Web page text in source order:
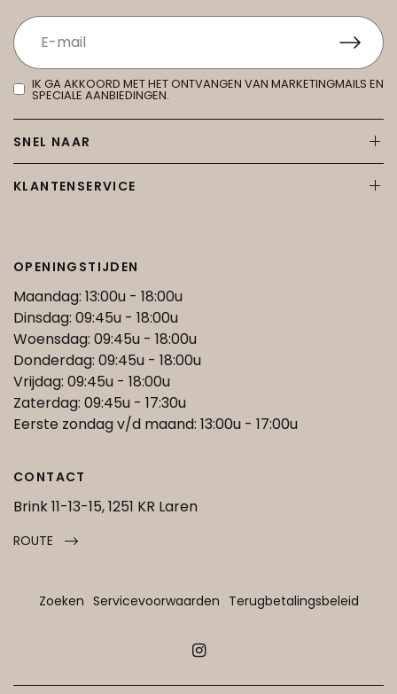
IK GA AKKOORD MET HET ONTVANGEN VAN MARKETINGMAILS EN
SPECIALE AANBIEDINGEN.
SNEL NAAR
KLANTENSERVICE
OPENINGSTIJDEN
Maandag: 13:00u - 18:00u
Dinsdag: 09:45u - 18:00u
Woensdag: 09:45u - 18:00u
Donderdag: 09:45u - 18:00u
Vrijdag: 09:45u - 18:00u
Zaterdag: 09:45u - 17:30u
Eerste zondag v/d maand: 13:00u - 17:00u
CONTACT
Brink 11-13-15, 1251 KR Laren
ROUTE
Zoeken Servicevoorwaarden Terugbetalingsbeleid